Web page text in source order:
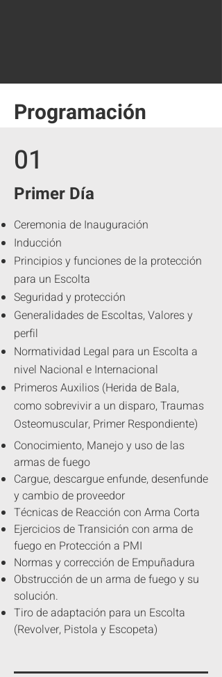
Programación
01
Primer Día
Ceremonia de Inauguración
Inducción
Principios y funciones de la protección
para un Escolta
Seguridad y protección
Generalidades de Escoltas, Valores y
perfil
Normatividad Legal para un Escolta a
nivel Nacional e Internacional
Primeros Auxilios (Herida de Bala,
como sobrevivir a un disparo, Traumas
Osteomuscular, Primer Respondiente)
Conocimiento, Manejo y uso de las
armas de fuego
Cargue, descargue enfunde, desenfunde
y cambio de proveedor
Técnicas de Reacción con Arma Corta
Ejercicios de Transición con arma de
fuego en Protección a PMI
Normas y corrección de Empuñadura
Obstrucción de un arma de fuego y su
solución.
Tiro de adaptación para un Escolta
(Revolver, Pistola y Escopeta)